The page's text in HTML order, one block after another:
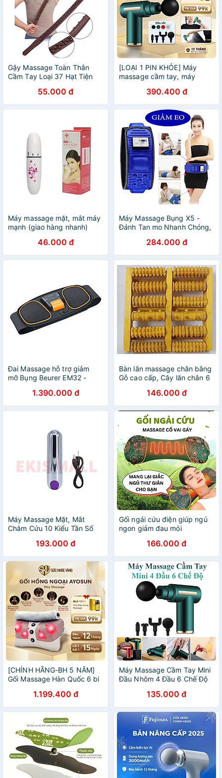
Gậy Massage Toàn Thân
Cầm Tay Loại 37 Hạt Tiện
55.000 đ
[LOẠI 1 PIN KHỎE] Máy
massage cầm tay, máy
Độ Chuyên Sâu Đa Năng
Bảo Hành 12 Tháng
390.400 đ
Máy massage mặt, mắt máy
mạnh (giao hàng nhanh)
46.000 đ
Máy Massage Bụng X5 -
Đánh Tan mo Nhanh Chóng,
284.000 đ
Đai Massage hỗ trợ giảm
mỡ Bụng Beurer EM32 -
1.390.000 đ
Bàn lăn massage chân bằng
Gỗ cao cấp, Cây lăn chân 6
CG001-Massage-ChanGo
146.000 đ
Máy Massage Mặt, Mắt
Châm Cứu 10 Kiểu Tần Số
Hàng Sẵn Nhiều Màu)
193.000 đ
Gối ngải cứu điện giúp ngủ
ngon giảm đau mỏi
166.000 đ
[CHÍNH HÃNG-BH 5 NĂM]
Gối Massage Hàn Quốc 6 bi
1.199.400 đ
Máy Massage Cầm Tay Mini
Đầu Nhôm 4 Đầu 6 Chế Độ
135.000 đ